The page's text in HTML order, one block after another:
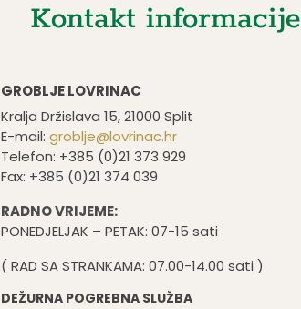
Kontakt informacije
GROBLJE LOVRINAC
Kralja Držislava 15, 21000 Split
E-mail: groblje@lovrinac.hr
Telefon: +385 (0)21 373 929
Fax: +385 (0)21 374 039
RADNO VRIJEME:
PONEDJELJAK – PETAK: 07-15 sati
( RAD SA STRANKAMA: 07.00-14.00 sati )
DEŽURNA POGREBNA SLUŽBA